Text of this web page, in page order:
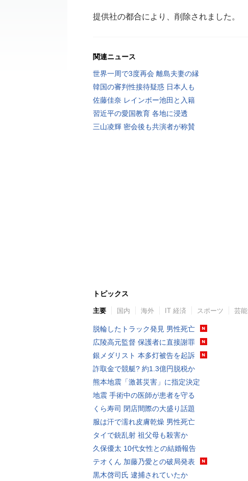
提供社の都合により、削除されました。
関連ニュース
世界一周で3度再会 離島夫妻の縁
韓国の審判性接待疑惑 日本人も
佐藤佳奈 レインボー池田と入籍
習近平の愛国教育 各地に浸透
三山凌輝 密会後も共演者が称賛
トピックス
主要 国内 海外 IT 経済 スポーツ 芸能
脱輪したトラック発見 男性死亡
広陵高元監督 保護者に直接謝罪
銀メダリスト 本多灯被告を起訴
詐取金で競艇? 約1.3億円脱税か
熊本地震「激甚災害」に指定決定
地震 手術中の医師が患者を守る
くら寿司 閉店間際の大盛り話題
服は汗で濡れ皮膚乾燥 男性死亡
タイで銃乱射 祖父母も殺害か
久保優太 10代女性との結婚報告
テオくん 加藤乃愛との破局発表
黒木啓司氏 逮捕されていたか